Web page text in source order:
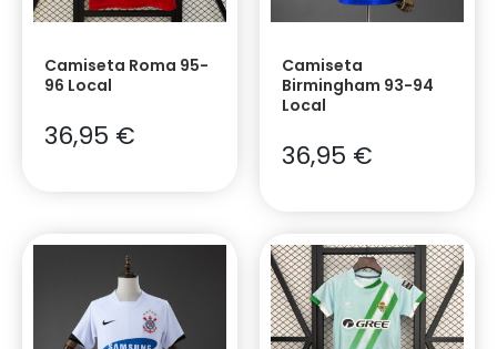
Camiseta Roma 95-
96 Local
36,95 €
Camiseta
Birmingham 93-94
Local
36,95 €